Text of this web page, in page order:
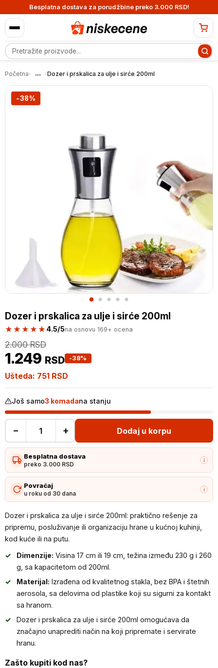
Besplatna dostava za porudžbine preko 3.000 RSD!
Pretraga proizvoda
Početna› ... ›Dozer i prskalica za ulje i sirće 200ml
-38%
Dozer i prskalica za ulje i sirće 200ml
★★★★★ 4.5/5na osnovu 169+ ocena
-38%
1.249 RSD
2.000RSD
Ušteda: 751 RSD
Još samo3 komadana stanju
i
prskalica
za
ulje
200ml
količina
− + Dodaj u korpu
Besplatna dostava
preko 3.000 RSD
i
Povraćaj
u roku od 30 dana
i
Dozer i prskalica za ulje i sirće 200ml: praktično rešenje za
pripremu, posluživanje ili organizaciju hrane u kućnoj kuhinji,
kod kuće ili na putu.
Dimenzije: Visina 17 cm ili 19 cm, težina između 230 g i 260
g, sa kapacitetom od 200ml.
Materijal: Izrađena od kvalitetnog stakla, bez BPA i štetnih
aerosola, sa delovima od plastike koji su sigurni za kontakt
sa hranom.
Dozer i prskalica za ulje i sirće 200ml omogućava da
značajno unaprediti način na koji pripremate i servirate
hranu.
Zašto kupiti kod nas?